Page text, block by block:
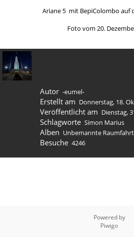
Ariane 5 mit BepiColombo auf
Foto vom 20.
Autor -eumel-
Erstellt am Donnerstag, 18.
Veröffentlicht am Dienstag,
Schlagworte Simon Marius
Alben Unbemannte Raumfahrt
Besuche 4246
Powered by
Piwigo